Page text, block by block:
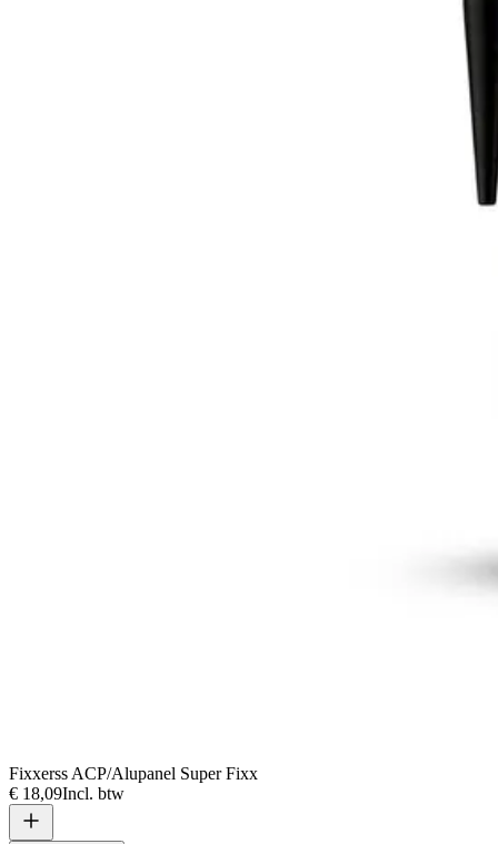
Fixxerss ACP/Alupanel Super Fixx
€ 18,09Incl. btw